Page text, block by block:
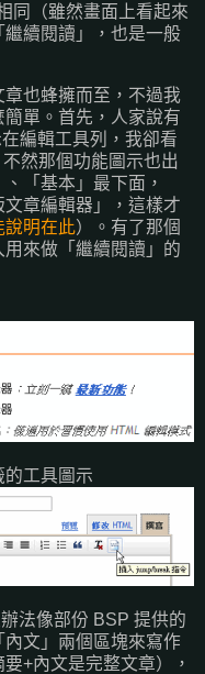
同（雖然畫面上看起來
續閱讀」，也是一般
也蜂擁而至，不過我
單。首先，人家說有
編輯工具列，我卻看
然那個功能圖示也出
「基本」最下面，
文章編輯器」，這樣才
說明在此）。有了那個
來做「繼續閱讀」的
工具圖示
法像部份 BSP 提供的
文」兩個區塊來寫作
+內文是完整文章），